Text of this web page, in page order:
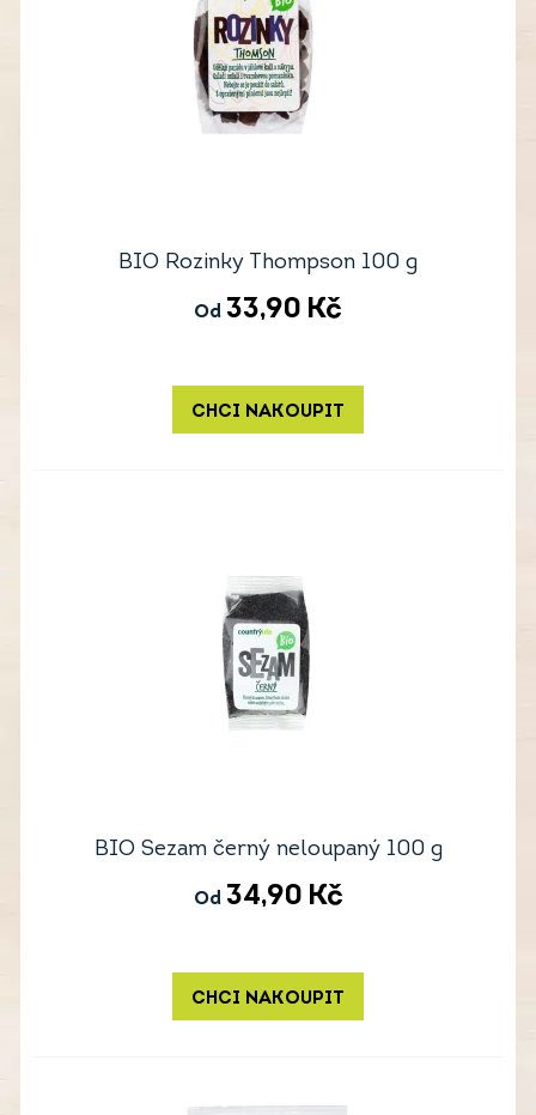
BIO Rozinky Thompson 100 g
Od 33,90 Kč
CHCI NAKOUPIT
BIO Sezam černý neloupaný 100 g
Od 34,90 Kč
CHCI NAKOUPIT